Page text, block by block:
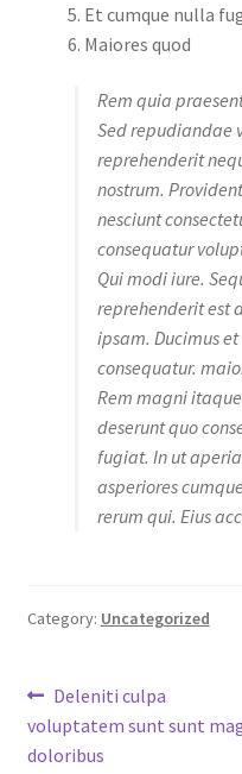
Et cumque nulla
Maiores quod
Rem quia
Sed repudiandae
reprehenderit
nostrum.
nesciunt
consequatur
Qui modi iure.
reprehenderit est
ipsam. Ducimus
consequatur.
Rem magni
deserunt quo
fugiat. In ut
asperiores cumque
rerum qui. Eius
Category: Uncategorized
Post
navigation
Previous
post:
Deleniti culpa
voluptatem sunt sunt
doloribus